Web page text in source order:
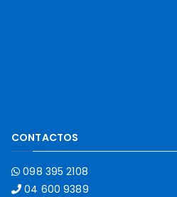
CONTACTOS
098 395 2108
04 600 9389